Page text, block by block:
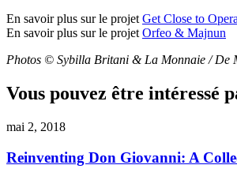
En savoir plus sur le projet Get Close to Opera
En savoir plus sur le projet Orfeo & Majnun
Photos © Sybilla Britani & La Monnaie / De
Vous pouvez être intéressé
mai 2, 2018
Reinventing Don Giovanni: A